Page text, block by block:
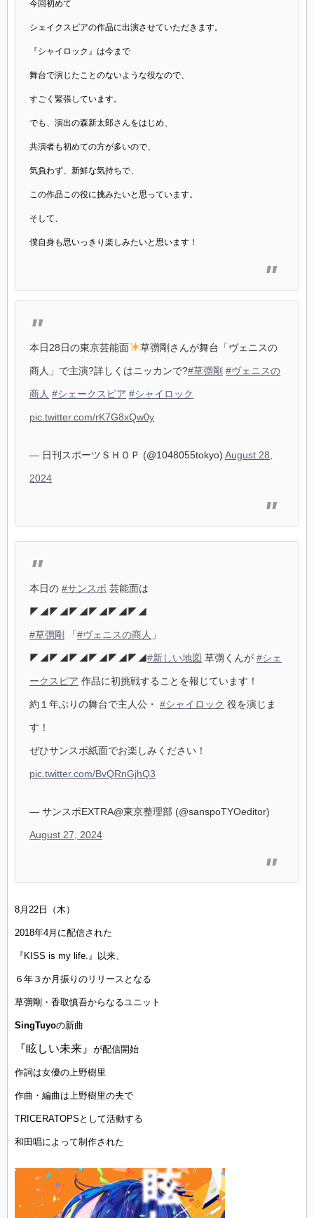
今回初めて
シェイクスピアの作品に出演させていただきます。
『シャイロック』は今まで
舞台で演じたことのないような役なので、
すごく緊張しています。
でも、演出の森新太郎さんをはじめ、
共演者も初めての方が多いので、
気負わず、新鮮な気持ちで、
この作品この役に挑みたいと思っています。
そして、
僕自身も思いっきり楽しみたいと思います！
本日28日の東京芸能面 草彅剛さんが舞台「ヴェニスの
商人」で主演?詳しくはニッカンで?#草彅剛 #ヴェニスの
商人 #シェークスピア #シャイロック
pic.twitter.com/rK7G8xQw0y
— 日刊スポーツＳＨＯＰ (@1048055tokyo) August 28,
2024
本日の #サンスポ 芸能面は
◤◢◤◢◤◢◤◢◤◢◤◢
#草彅剛 「#ヴェニスの商人 」
◤◢◤◢◤◢◤◢◤◢◤◢#新しい地図 草彅くんが #シェ
ークスピア 作品に初挑戦することを報じています！
約１年ぶりの舞台で主人公・ #シャイロック 役を演じま
す！
ぜひサンスポ紙面でお楽しみください！
pic.twitter.com/BvQRnGjhQ3
— サンスポEXTRA@東京整理部 (@sanspoTYOeditor)
August 27, 2024
8月22日（木）
2018年4月に配信された
『KISS is my life.』以来、
６年３か月振りのリリースとなる
草彅剛・香取慎吾からなるユニット
SingTuyoの新曲
『眩しい未来』 が配信開始
作詞は女優の上野樹里
作曲・編曲は上野樹里の夫で
TRICERATOPSとして活動する
和田唱によって制作された